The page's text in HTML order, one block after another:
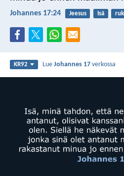
Johannes 17:24 Jeesus Isä
KR92 LueJohannes 17 verkossa